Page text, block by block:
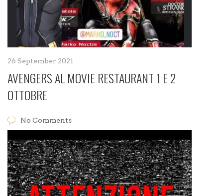
26 September 2021
AVENGERS AL MOVIE RESTAURANT 1 E 2
OTTOBRE
No Comments